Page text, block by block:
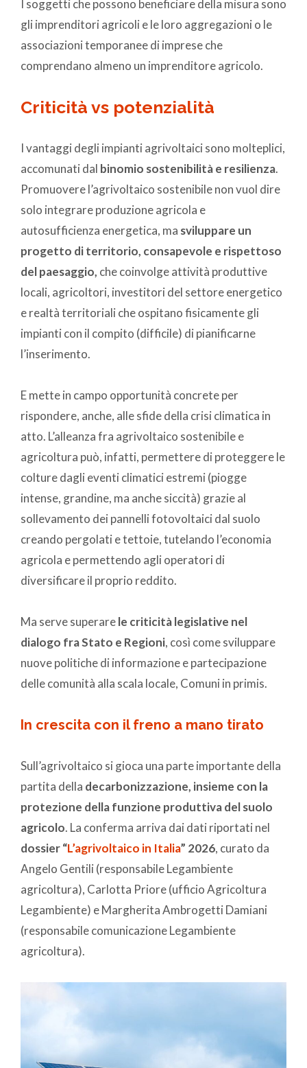
I soggetti che possono beneficiare della misura sono
gli imprenditori agricoli e le loro aggregazioni o le
associazioni temporanee di imprese che
comprendano almeno un imprenditore agricolo.
Criticità vs potenzialità
I vantaggi degli impianti agrivoltaici sono molteplici,
accomunati dal binomio sostenibilità e resilienza.
Promuovere l’agrivoltaico sostenibile non vuol dire
solo integrare produzione agricola e
autosufficienza energetica, ma sviluppare un
progetto di territorio, consapevole e rispettoso
del paesaggio, che coinvolge attività produttive
locali, agricoltori, investitori del settore energetico
e realtà territoriali che ospitano fisicamente gli
impianti con il compito (difficile) di pianificarne
l’inserimento.
E mette in campo opportunità concrete per
rispondere, anche, alle sfide della crisi climatica in
atto. L’alleanza fra agrivoltaico sostenibile e
agricoltura può, infatti, permettere di proteggere le
colture dagli eventi climatici estremi (piogge
intense, grandine, ma anche siccità) grazie al
sollevamento dei pannelli fotovoltaici dal suolo
creando pergolati e tettoie, tutelando l’economia
agricola e permettendo agli operatori di
diversificare il proprio reddito.
Ma serve superarele criticità legislative nel
dialogo fra Stato e Regioni, così come sviluppare
nuove politiche di informazione e partecipazione
delle comunità alla scala locale, Comuni in primis.
In crescita con il freno a mano tirato
Sull’agrivoltaico si gioca una parte importante della
partita della decarbonizzazione, insieme con la
protezione della funzione produttiva del suolo
agricolo. La conferma arriva dai dati riportati nel
dossier “L’agrivoltaico in Italia” 2026, curato da
Angelo Gentili (responsabile Legambiente
agricoltura), Carlotta Priore (ufficio Agricoltura
Legambiente) e Margherita Ambrogetti Damiani
(responsabile comunicazione Legambiente
agricoltura).